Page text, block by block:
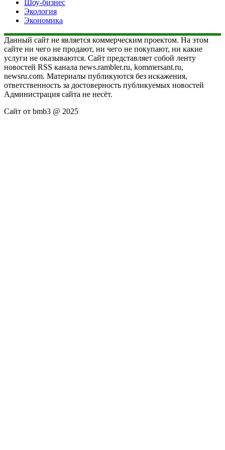
Шоу-бизнес
Экология
Экономика
Данный сайт не является коммерческим проектом. На этом
сайте ни чего не продают, ни чего не покупают, ни какие
услуги не оказываются. Сайт представляет собой ленту
новостей RSS канала news.rambler.ru, kommersant.ru,
newsru.com. Материалы публикуются без искажения,
ответственность за достоверность публикуемых новостей
Администрация сайта не несёт.
Сайт от bmb3 @ 2025